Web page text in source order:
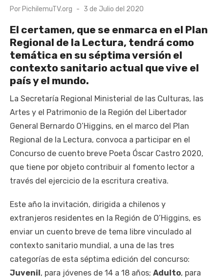
Por PichilemuTV.org
Publicado
3 de Julio del 2020
El certamen, que se enmarca en el Plan
Regional de la Lectura, tendrá como
temática en su séptima versión el
contexto sanitario actual que vive el
país y el mundo.
La Secretaría Regional Ministerial de las Culturas, las
Artes y el Patrimonio de la Región del Libertador
General Bernardo O’Higgins, en el marco del Plan
Regional de la Lectura, convoca a participar en el
Concurso de cuento breve Poeta Óscar Castro 2020,
que tiene por objeto contribuir al fomento lector a
través del ejercicio de la escritura creativa.
Este año la invitación, dirigida a chilenos y
extranjeros residentes en la Región de O’Higgins, es
enviar un cuento breve de tema libre vinculado al
contexto sanitario mundial, a una de las tres
categorías de esta séptima edición del concurso:
Juvenil, para jóvenes de 14 a 18 años; Adulto, para